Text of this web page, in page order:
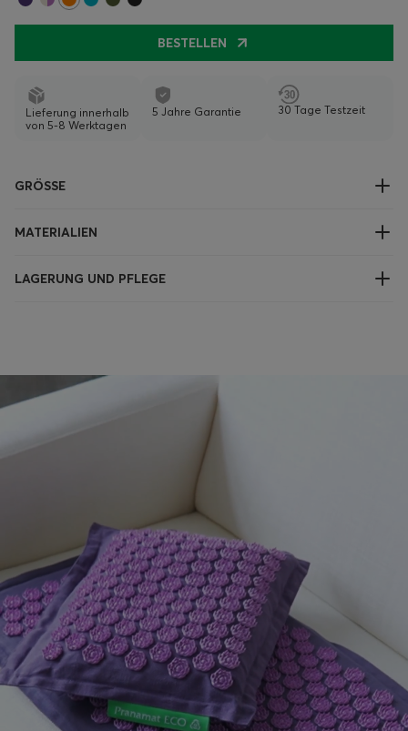
BESTELLEN
Lieferung innerhalb
von 5-8 Werktagen
5 Jahre Garantie 30 Tage Testzeit
GRÖSSE
MATERIALIEN
LAGERUNG UND PFLEGE